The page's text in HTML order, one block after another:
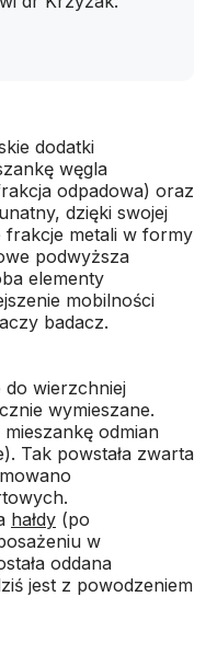
dodatki
węgla
odpadowa) oraz
dzięki swojej
metali w formy
podwyższa
elementy
mobilności
badacz.
do wierzchniej
wymieszane.
odmian
). Tak powstała zwarta
hałdy (po
w
oddana
jest z powodzeniem